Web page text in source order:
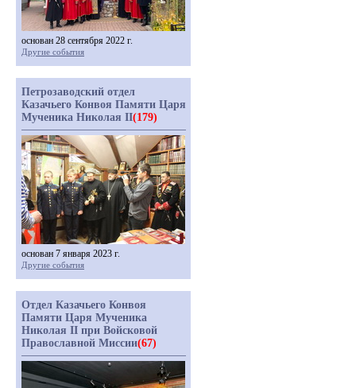
основан 28 сентября 2022 г.
Другие события
Петрозаводский отдел
Казачьего Конвоя Памяти Царя
Мученика Николая II(179)
основан 7 января 2023 г.
Другие события
Отдел Казачьего Конвоя
Памяти Царя Мученика
Николая II при Войсковой
Православной Миссии(67)